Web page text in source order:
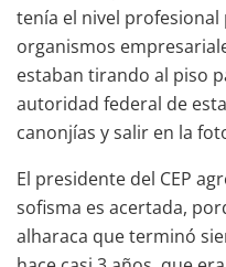
tenía el nivel profesional
organismos
estaban tirando al piso
autoridad federal de
canonjías y salir en la
El presidente del CEP
sofisma es acertada,
alharaca que terminó